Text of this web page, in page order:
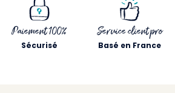
Paiement 100%
Sécurisé
Service client pro
Basé en France